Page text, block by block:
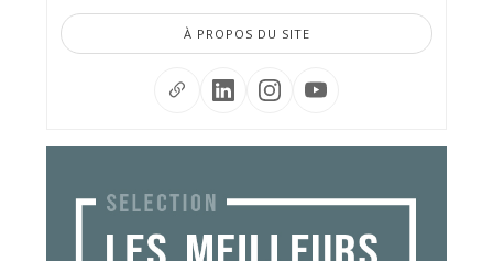
À PROPOS DU SITE